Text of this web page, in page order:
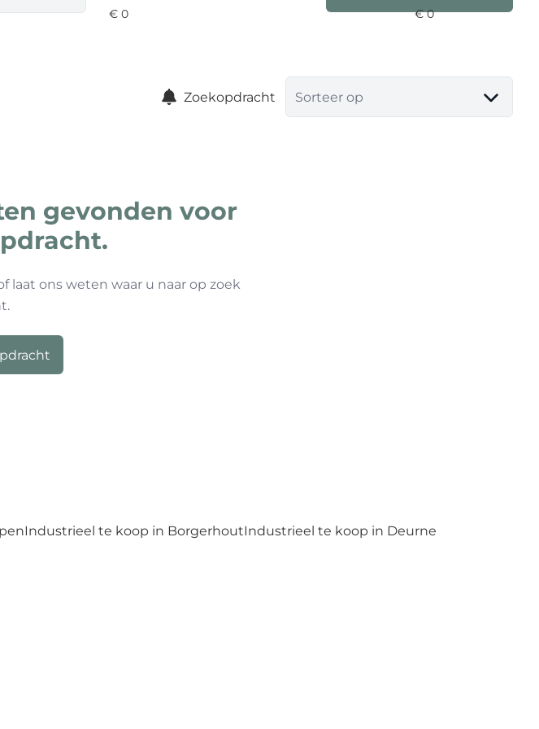
Zoekopdracht Sorteer op
gevonden voor
laat ons weten waar u naar op zoek
Industrieel te koop in BorgerhoutIndustrieel te koop in Deurne